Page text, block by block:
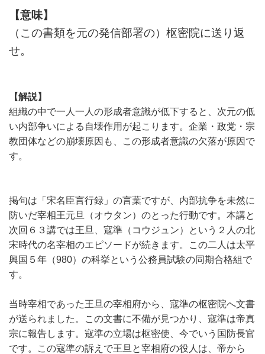
【意味】
（この書類を元の発信部署の）枢密院に送り返
せ。
【解説】
組織の中で一人一人の形成者意識が低下すると、次元の低
い内部争いによる自壊作用が起こります。企業・政党・宗
教団体などの崩壊原因も、この形成者意識の欠落が原因で
す。
掲句は「宋名臣言行録」の言葉ですが、内部抗争を未然に
防いだ宰相王元旦（オウタン）のとった行動です。本講と
次回６３講では王旦、寇準（コウジュン）という２人の北
宋時代の名宰相のエピソードが続きます。この二人は太平
興国５年（980）の科挙という公務員試験の同期合格組で
す。
当時宰相であった王旦の宰相府から、寇準の枢密院へ文書
が送られました。この文書に不備が見つかり、寇準は帝真
宗に報告します。寇準の立場は枢密使、今でいう国防長官
です。この寇準の訴えで王旦と宰相府の役人は、帝から